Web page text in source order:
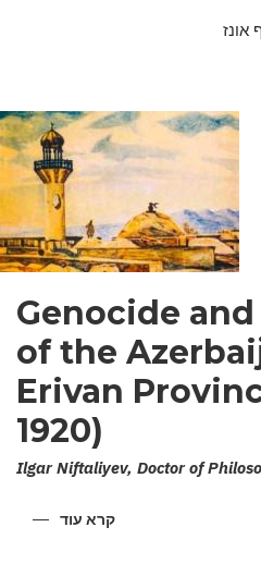
אונז
Genocide
of the
Erivan
1920)
Ilgar Niftaliyev, Doctor of
קרא עודעל